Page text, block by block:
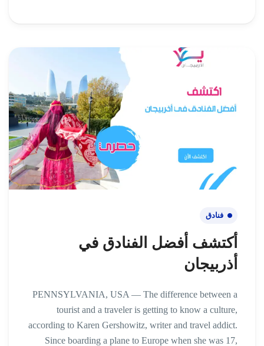
فنادق
أكتشف أفضل الفنادق في
أذربيجان
PENNSYLVANIA, USA — The difference between a
tourist and a traveler is getting to know a culture,
according to Karen Gershowitz, writer and travel addict.
Since boarding a plane to Europe when she was 17,